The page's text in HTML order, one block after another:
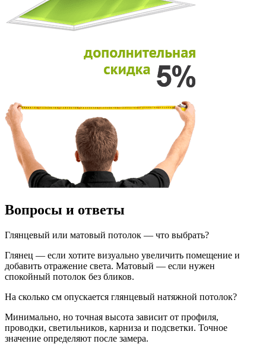
Вопросы и ответы
Глянцевый или матовый потолок — что выбрать?
Глянец — если хотите визуально увеличить помещение и
добавить отражение света. Матовый — если нужен
спокойный потолок без бликов.
На сколько см опускается глянцевый натяжной потолок?
Минимально, но точная высота зависит от профиля,
проводки, светильников, карниза и подсветки. Точное
значение определяют после замера.